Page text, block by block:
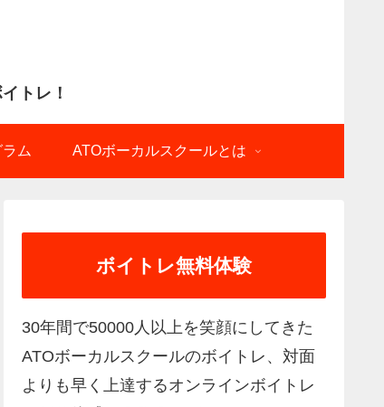
ム ATOボーカルスクールとは
ボイトレ無料体験
30年間で50000人以上を笑顔にしてきた
ATOボーカルスクールのボイトレ、対面
よりも早く上達するオンラインボイトレ